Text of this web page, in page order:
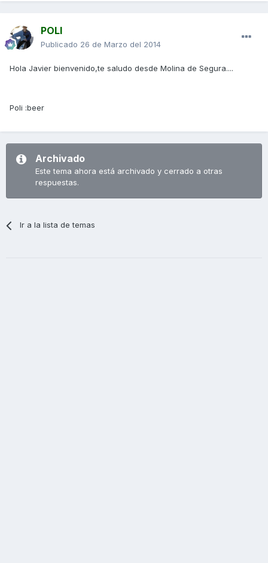
POLI
Publicado 26 de Marzo del 2014
Hola Javier bienvenido,te saludo desde Molina de Segura....
Poli :beer
Archivado
Este tema ahora está archivado y cerrado a otras
respuestas.
Ir a la lista de temas